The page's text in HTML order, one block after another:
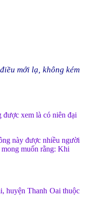
mới lạ, không kém
xem là có niên đại
này được nhiều người
muốn rằng: Khi
huyện Thanh Oai thuộc